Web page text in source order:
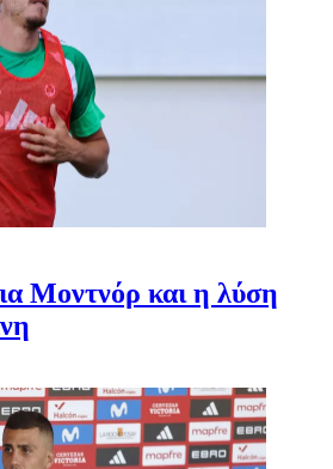
Μοντνόρ και η λύση